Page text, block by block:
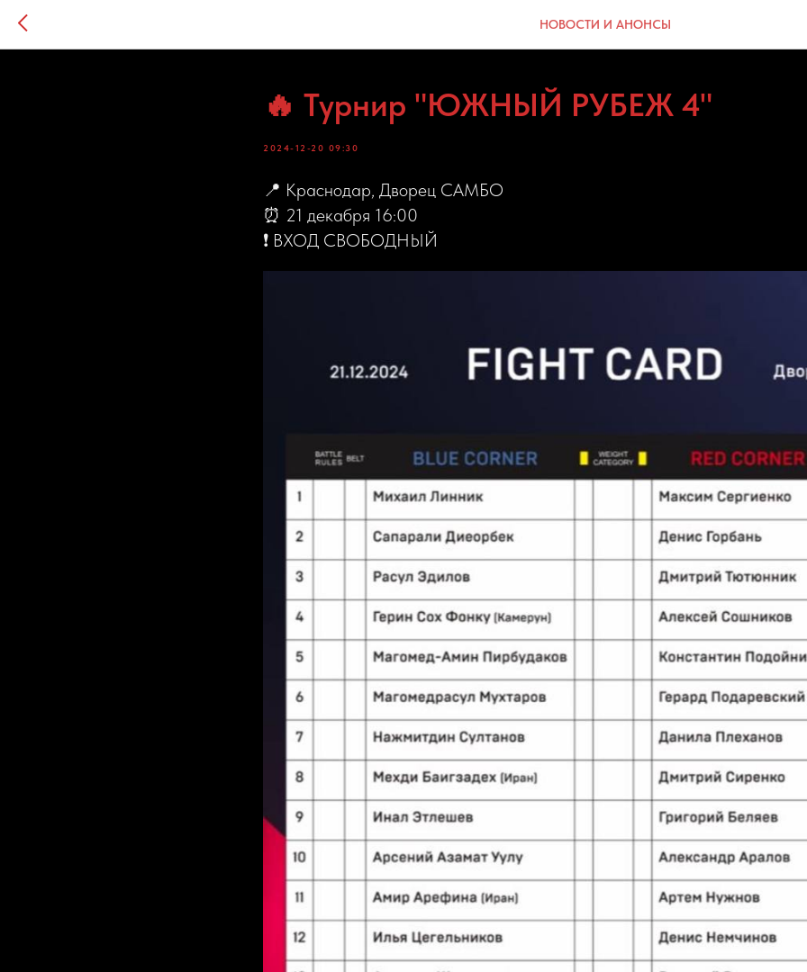
НОВОСТИ И АНОНСЫ
🔥 Турнир "ЮЖНЫЙ РУБЕЖ 4"
2024-12-20 09:30
📍 Краснодар, Дворец САМБО
⏰ 21 декабря 16:00
❗️ ВХОД СВОБОДНЫЙ